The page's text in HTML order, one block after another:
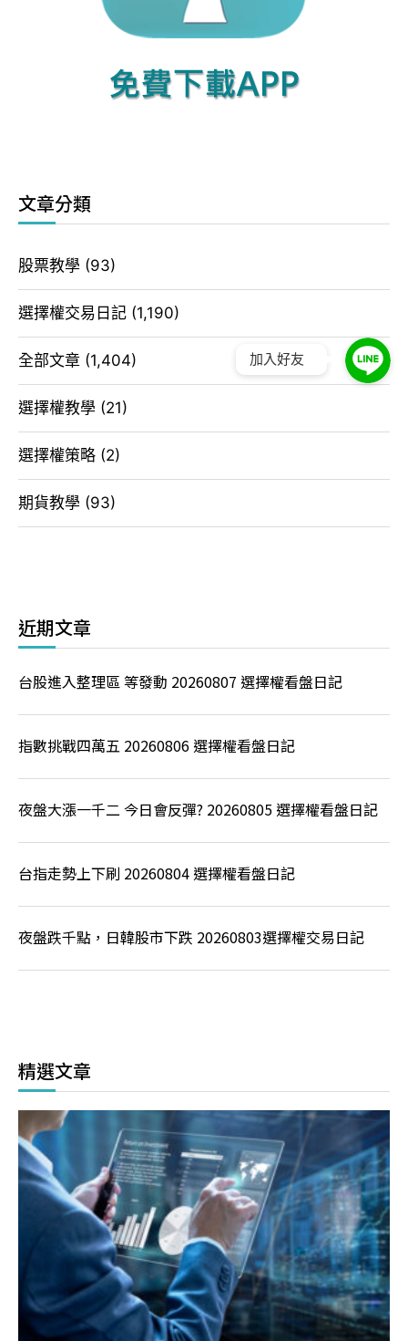
文章分類
股票教學 (93)
選擇權交易日記 (1,190)
全部文章 (1,404)
選擇權教學 (21)
選擇權策略 (2)
期貨教學 (93)
近期文章
台股進入整理區 等發動 20260807 選擇權看盤日記
指數挑戰四萬五 20260806 選擇權看盤日記
夜盤大漲一千二 今日會反彈? 20260805 選擇權看盤日記
台指走勢上下刷 20260804 選擇權看盤日記
夜盤跌千點，日韓股市下跌 20260803選擇權交易日記
精選文章
加入好友